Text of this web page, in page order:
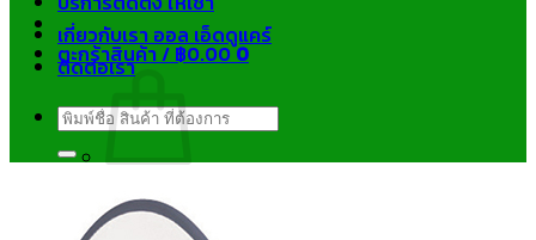
ตะกร้าสินค้า /฿0.000
ไม่มีสินค้าในตะกร้า
เกี่ยวกับเรา ออล เอ็ดดูแคร์
ติดต่อเรา
ค้นหา: